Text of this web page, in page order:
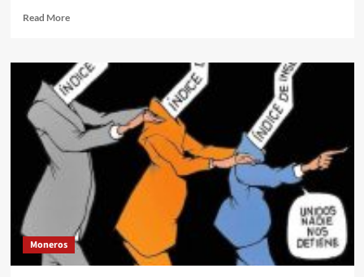
Read MoreRead
Cesar
Cravioto
desmintió
la
salida
oficial
del
director
general
Metro
CDMX
Guillermo
Calderón
Moneros